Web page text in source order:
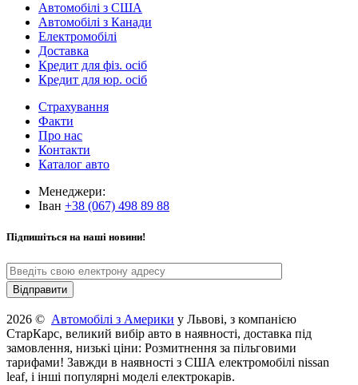
Автомобілі з США
Автомобілі з Канади
Електромобілі
Доставка
Кредит для фіз. осіб
Кредит для юр. осіб
Страхування
Факти
Про нас
Контакти
Каталог авто
Менеджери:
Іван +38 (067) 498 89 88
Підпишіться на наші новини!
2026 © Автомобілі з Америки у Львові, з компанією
СтарКарс, великий вибір авто в наявності, доставка під
замовлення, низькі ціни: Розмитнення за пільговими
тарифами! Завжди в наявності з США електромобілі nissan
leaf, і інші популярні моделі електрокарів.